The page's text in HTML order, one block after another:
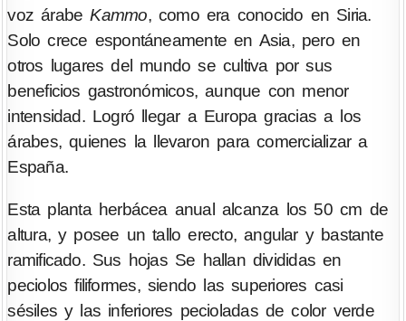
voz árabeKammo, como era conocido en Siria.
Solo crece espontáneamente en Asia, pero en
otros lugares del mundo se cultiva por sus
beneficios gastronómicos, aunque con menor
intensidad. Logró llegar a Europa gracias a los
árabes, quienes la llevaron para comercializar a
España.
Esta planta herbácea anual alcanza los 50 cm de
altura, y posee un tallo erecto, angular y bastante
ramificado. Sus hojas Se hallan divididas en
peciolos filiformes, siendo las superiores casi
sésiles y las inferiores pecioladas de color verde